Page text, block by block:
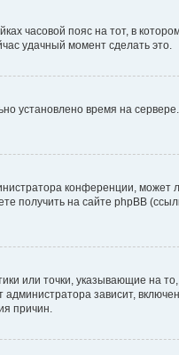
часовой пояс на тот, в
удачный момент сделать это.
установлено время на
конференции, может
получить на сайте phpBB
или точки, указывающие на
зависит,
причин.